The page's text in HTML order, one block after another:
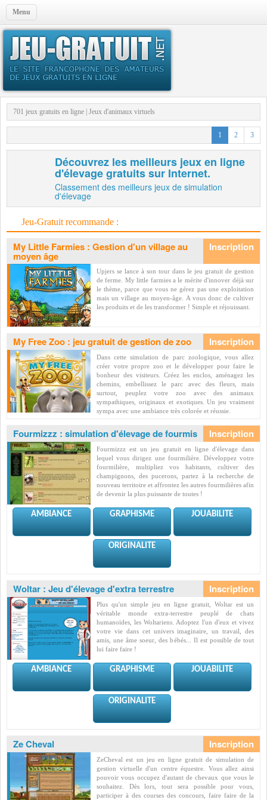
701 jeux gratuits en ligne Jeux d'animaux virtuels
1 2 3
Découvrez les meilleurs jeux en ligne
d'élevage gratuits sur Internet.
Classement des meilleurs jeux de simulation
d'élevage
Jeu-Gratuit recommande :
My Little Farmies : Gestion d'un village au
moyen âge
Upjers se lance à son tour dans le jeu gratuit de gestion
de ferme. My little farmies a le mérite d'innover déjà sur
le thème, parce que vous ne gérez pas une exploitation
mais un village au moyen-âge. A vous donc de cultiver
les produits et de les transformer ! Simple et réjouissant.
My Free Zoo : jeu gratuit de gestion de zoo
Dans cette simulation de parc zoologique, vous allez
créer votre propre zoo et le développer pour faire le
bonheur des visiteurs. Créez les enclos, aménagez les
chemins, embellissez le parc avec des fleurs, mais
surtout, peuplez votre zoo avec des animaux
sympathiques, originaux et exotiques. Un jeu vraiment
sympa avec une ambiance très colorée et réussie.
Fourmizzz : simulation d'élevage de fourmis
Fourmizzz est un jeu gratuit en ligne d'élevage dans
lequel vous dirigez une fourmilière. Développez votre
fourmilière, multipliez vos habitants, cultiver des
champignons, des pucerons, partez à la recherche de
nouveau territoire et affrontez les autres fourmilières afin
de devenir la plus puissante de toutes !
AMBIANCE GRAPHISME JOUABILITE
ORIGINALITE
Woltar : Jeu d'élevage d'extra terrestre
Plus qu'un simple jeu en ligne gratuit, Woltar est un
véritable monde extra-terrestre peuplé de chats
humanoïdes, les Woltariens. Adoptez l'un d'eux et vivez
votre vie dans cet univers imaginaire, un travail, des
amis, une âme soeur, des bébés... Il est possible de tout
lui faire faire !
AMBIANCE GRAPHISME JOUABILITE
ORIGINALITE
Ze Cheval
ZeCheval est un jeu en ligne gratuit de simulation de
gestion virtuelle d'un centre équestre. Vous allez ainsi
pouvoir vous occupez d'autant de chevaux que vous le
souhaitez. Dès lors, tout sera possible pour vous,
participer à des courses des concours, faire faire de la
Menu